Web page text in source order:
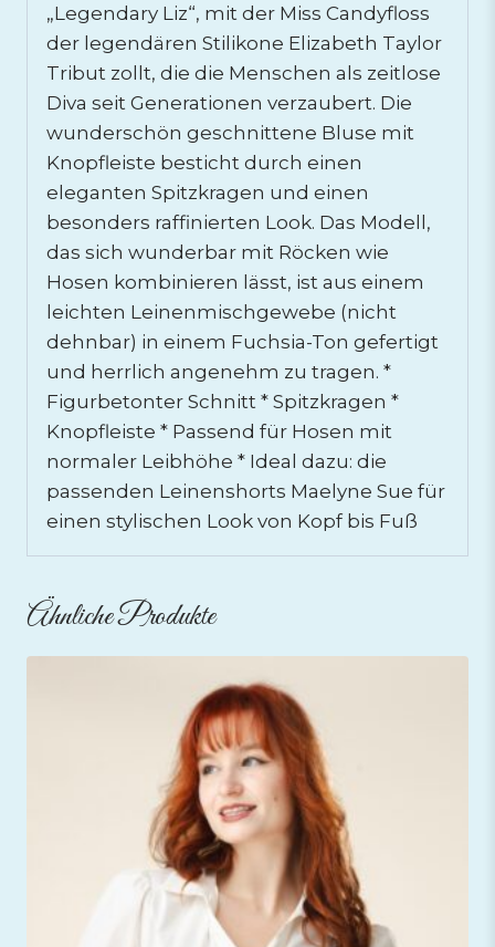
„Legendary Liz“, mit der Miss Candyfloss
der legendären Stilikone Elizabeth Taylor
Tribut zollt, die die Menschen als zeitlose
Diva seit Generationen verzaubert. Die
wunderschön geschnittene Bluse mit
Knopfleiste besticht durch einen
eleganten Spitzkragen und einen
besonders raffinierten Look. Das Modell,
das sich wunderbar mit Röcken wie
Hosen kombinieren lässt, ist aus einem
leichten Leinenmischgewebe (nicht
dehnbar) in einem Fuchsia-Ton gefertigt
und herrlich angenehm zu tragen. *
Figurbetonter Schnitt * Spitzkragen *
Knopfleiste * Passend für Hosen mit
normaler Leibhöhe * Ideal dazu: die
passenden Leinenshorts Maelyne Sue für
einen stylischen Look von Kopf bis Fuß
Ähnliche Produkte